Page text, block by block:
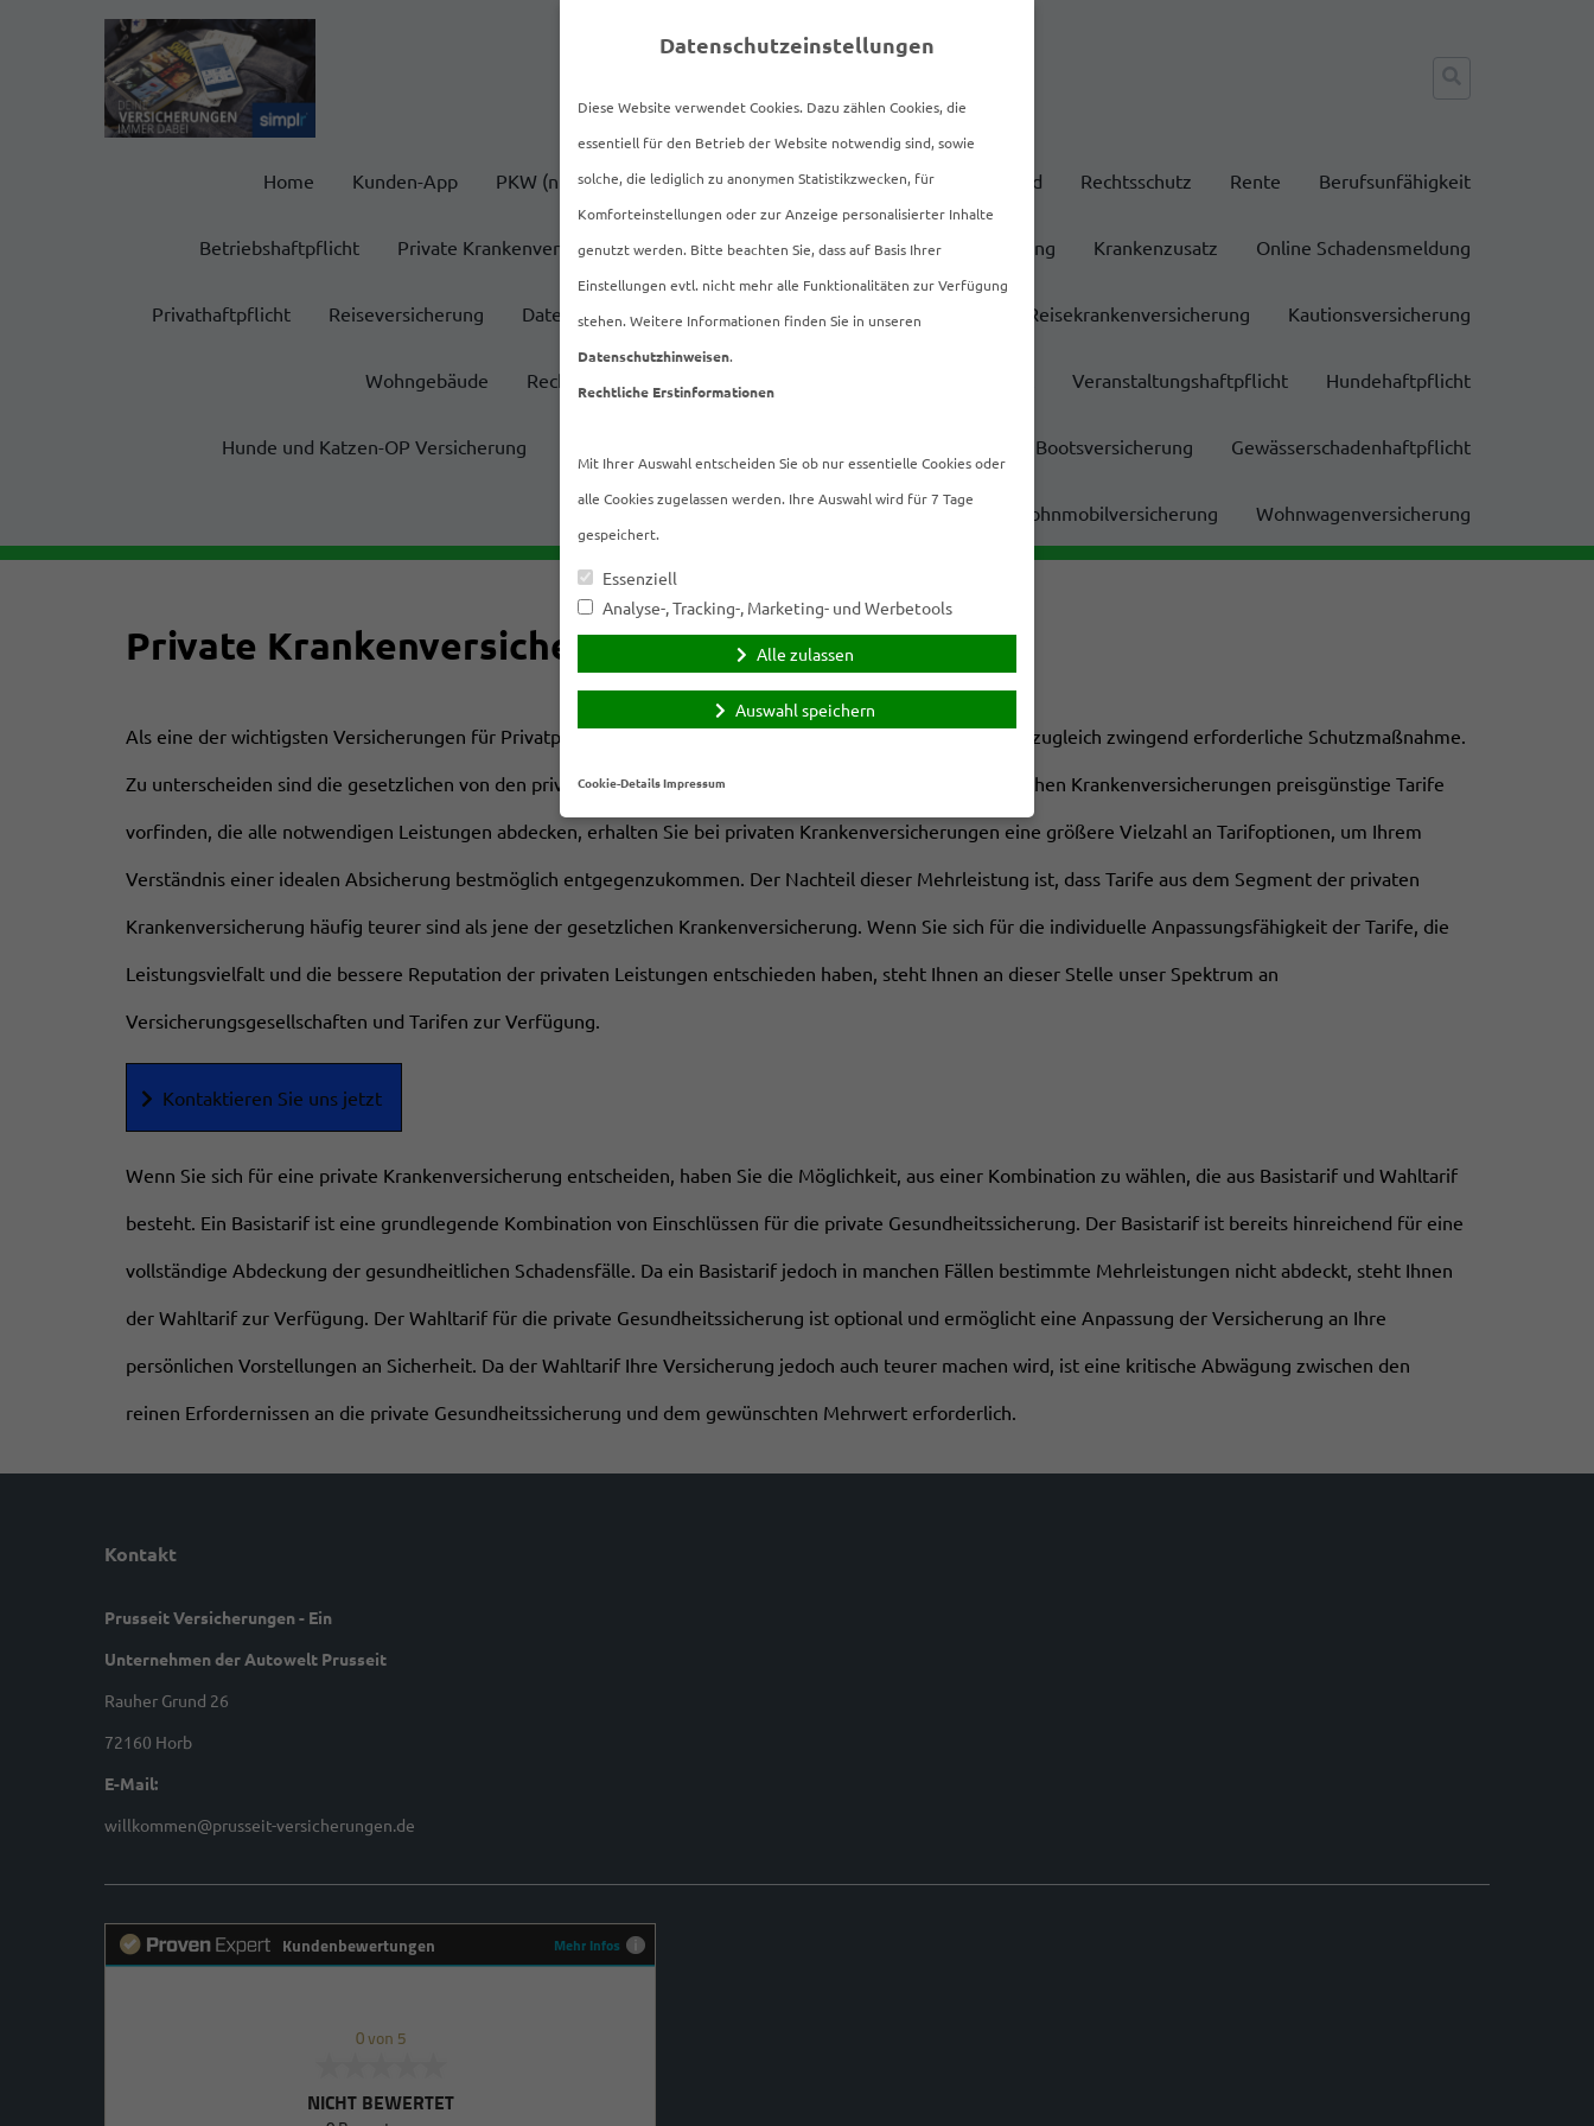
Home Kunden-App PKW (nur private Nutzung) Risikoleben Krankentagegeld Rechtsschutz Rente Berufsunfähigkeit
Betriebshaftpflicht Private Krankenversicherung Unfallversicherung Inventarversicherung Krankenzusatz Online Schadensmeldung
Privathaftpflicht Reiseversicherung Datenänderung Elektronikversicherung Reisekrankenversicherung Kautionsversicherung
Wohngebäude Rechtsschutz für Firmen Veranstaltungshaftpflicht Hundehaftpflicht
Hunde und Katzen-OP Versicherung Bootsversicherung Gewässerschadenhaftpflicht
Wohnmobilversicherung Wohnwagenversicherung
Private Krankenversicherung
Als eine der wichtigsten Versicherungen für Privatpersonen ist die Krankenversicherung eine sinnvolle und zugleich zwingend erforderliche Schutzmaßnahme.
Zu unterscheiden sind die gesetzlichen von den privaten Krankenversicherungen. Während Sie bei gesetzlichen Krankenversicherungen preisgünstige Tarife
vorfinden, die alle notwendigen Leistungen abdecken, erhalten Sie bei privaten Krankenversicherungen eine größere Vielzahl an Tarifoptionen, um Ihrem
Verständnis einer idealen Absicherung bestmöglich entgegenzukommen. Der Nachteil dieser Mehrleistung ist, dass Tarife aus dem Segment der privaten
Krankenversicherung häufig teurer sind als jene der gesetzlichen Krankenversicherung. Wenn Sie sich für die individuelle Anpassungsfähigkeit der Tarife, die
Leistungsvielfalt und die bessere Reputation der privaten Leistungen entschieden haben, steht Ihnen an dieser Stelle unser Spektrum an
Versicherungsgesellschaften und Tarifen zur Verfügung.
Kontaktieren Sie uns jetzt
Wenn Sie sich für eine private Krankenversicherung entscheiden, haben Sie die Möglichkeit, aus einer Kombination zu wählen, die aus Basistarif und Wahltarif
besteht. Ein Basistarif ist eine grundlegende Kombination von Einschlüssen für die private Gesundheitssicherung. Der Basistarif ist bereits hinreichend für eine
vollständige Abdeckung der gesundheitlichen Schadensfälle. Da ein Basistarif jedoch in manchen Fällen bestimmte Mehrleistungen nicht abdeckt, steht Ihnen
der Wahltarif zur Verfügung. Der Wahltarif für die private Gesundheitssicherung ist optional und ermöglicht eine Anpassung der Versicherung an Ihre
persönlichen Vorstellungen an Sicherheit. Da der Wahltarif Ihre Versicherung jedoch auch teurer machen wird, ist eine kritische Abwägung zwischen den
reinen Erfordernissen an die private Gesundheitssicherung und dem gewünschten Mehrwert erforderlich.
Kontakt
Prusseit Versicherungen - Ein
Unternehmen der Autowelt Prusseit
Rauher Grund 26
72160 Horb
E-Mail:
willkommen@prusseit-versicherungen.de
Datenschutzeinstellungen
Diese Website verwendet Cookies. Dazu zählen Cookies, die
essentiell für den Betrieb der Website notwendig sind, sowie
solche, die lediglich zu anonymen Statistikzwecken, für
Komforteinstellungen oder zur Anzeige personalisierter Inhalte
genutzt werden. Bitte beachten Sie, dass auf Basis Ihrer
Einstellungen evtl. nicht mehr alle Funktionalitäten zur Verfügung
stehen. Weitere Informationen finden Sie in unseren
Datenschutzhinweisen.
Rechtliche Erstinformationen
Mit Ihrer Auswahl entscheiden Sie ob nur essentielle Cookies oder
alle Cookies zugelassen werden. Ihre Auswahl wird für 7 Tage
gespeichert.
Essenziell
Analyse-, Tracking-, Marketing- und Werbetools
Alle zulassen
Auswahl speichern
Cookie-DetailsImpressum